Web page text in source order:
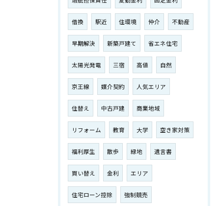
借換 駅近 住環境 仲介 不動産
早期解決 新築戸建て 省エネ住宅
太陽光発電 三宿 高値 自然
京王線 媒介契約 人気エリア
住替え 中古戸建 商業地域
リフォーム 教育 大学 空き家対策
福利厚生 散歩 緑地 遺言書
買い替え 金利 エリア
住宅ローン控除 強制競売